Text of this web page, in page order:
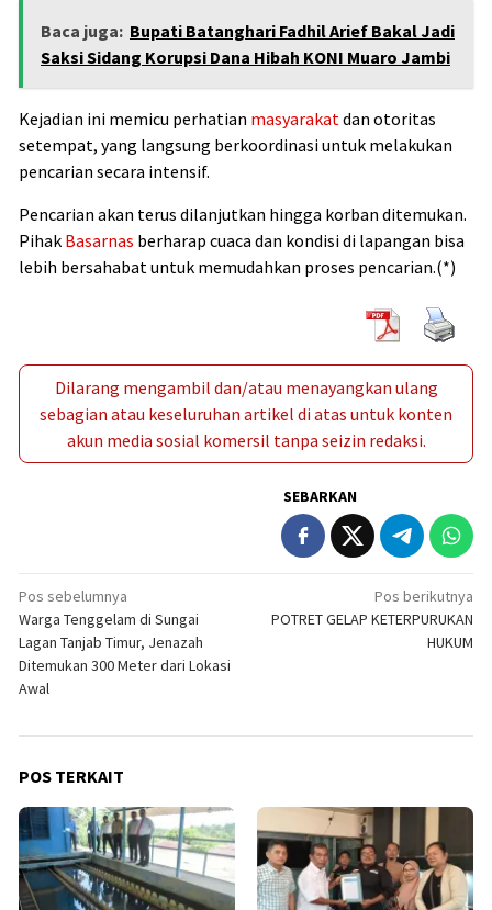
Baca juga: Bupati Batanghari Fadhil Arief Bakal Jadi
Saksi Sidang Korupsi Dana Hibah KONI Muaro Jambi
Kejadian ini memicu perhatian masyarakat dan otoritas
setempat, yang langsung berkoordinasi untuk melakukan
pencarian secara intensif.
Pencarian akan terus dilanjutkan hingga korban ditemukan.
Pihak Basarnas berharap cuaca dan kondisi di lapangan bisa
lebih bersahabat untuk memudahkan proses pencarian.(*)
Dilarang mengambil dan/atau menayangkan ulang
sebagian atau keseluruhan artikel di atas untuk konten
akun media sosial komersil tanpa seizin redaksi.
SEBARKAN
Navigasi
pos
Pos sebelumnya
Warga Tenggelam di Sungai
Lagan Tanjab Timur, Jenazah
Ditemukan 300 Meter dari Lokasi
Awal
Pos berikutnya
POTRET GELAP KETERPURUKAN
HUKUM
POS TERKAIT